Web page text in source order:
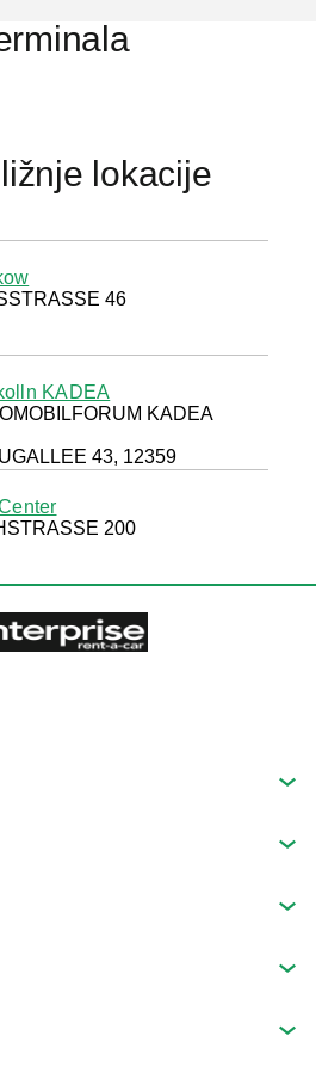
lokacije
46
KADEA
KADEA
43, 12359
200